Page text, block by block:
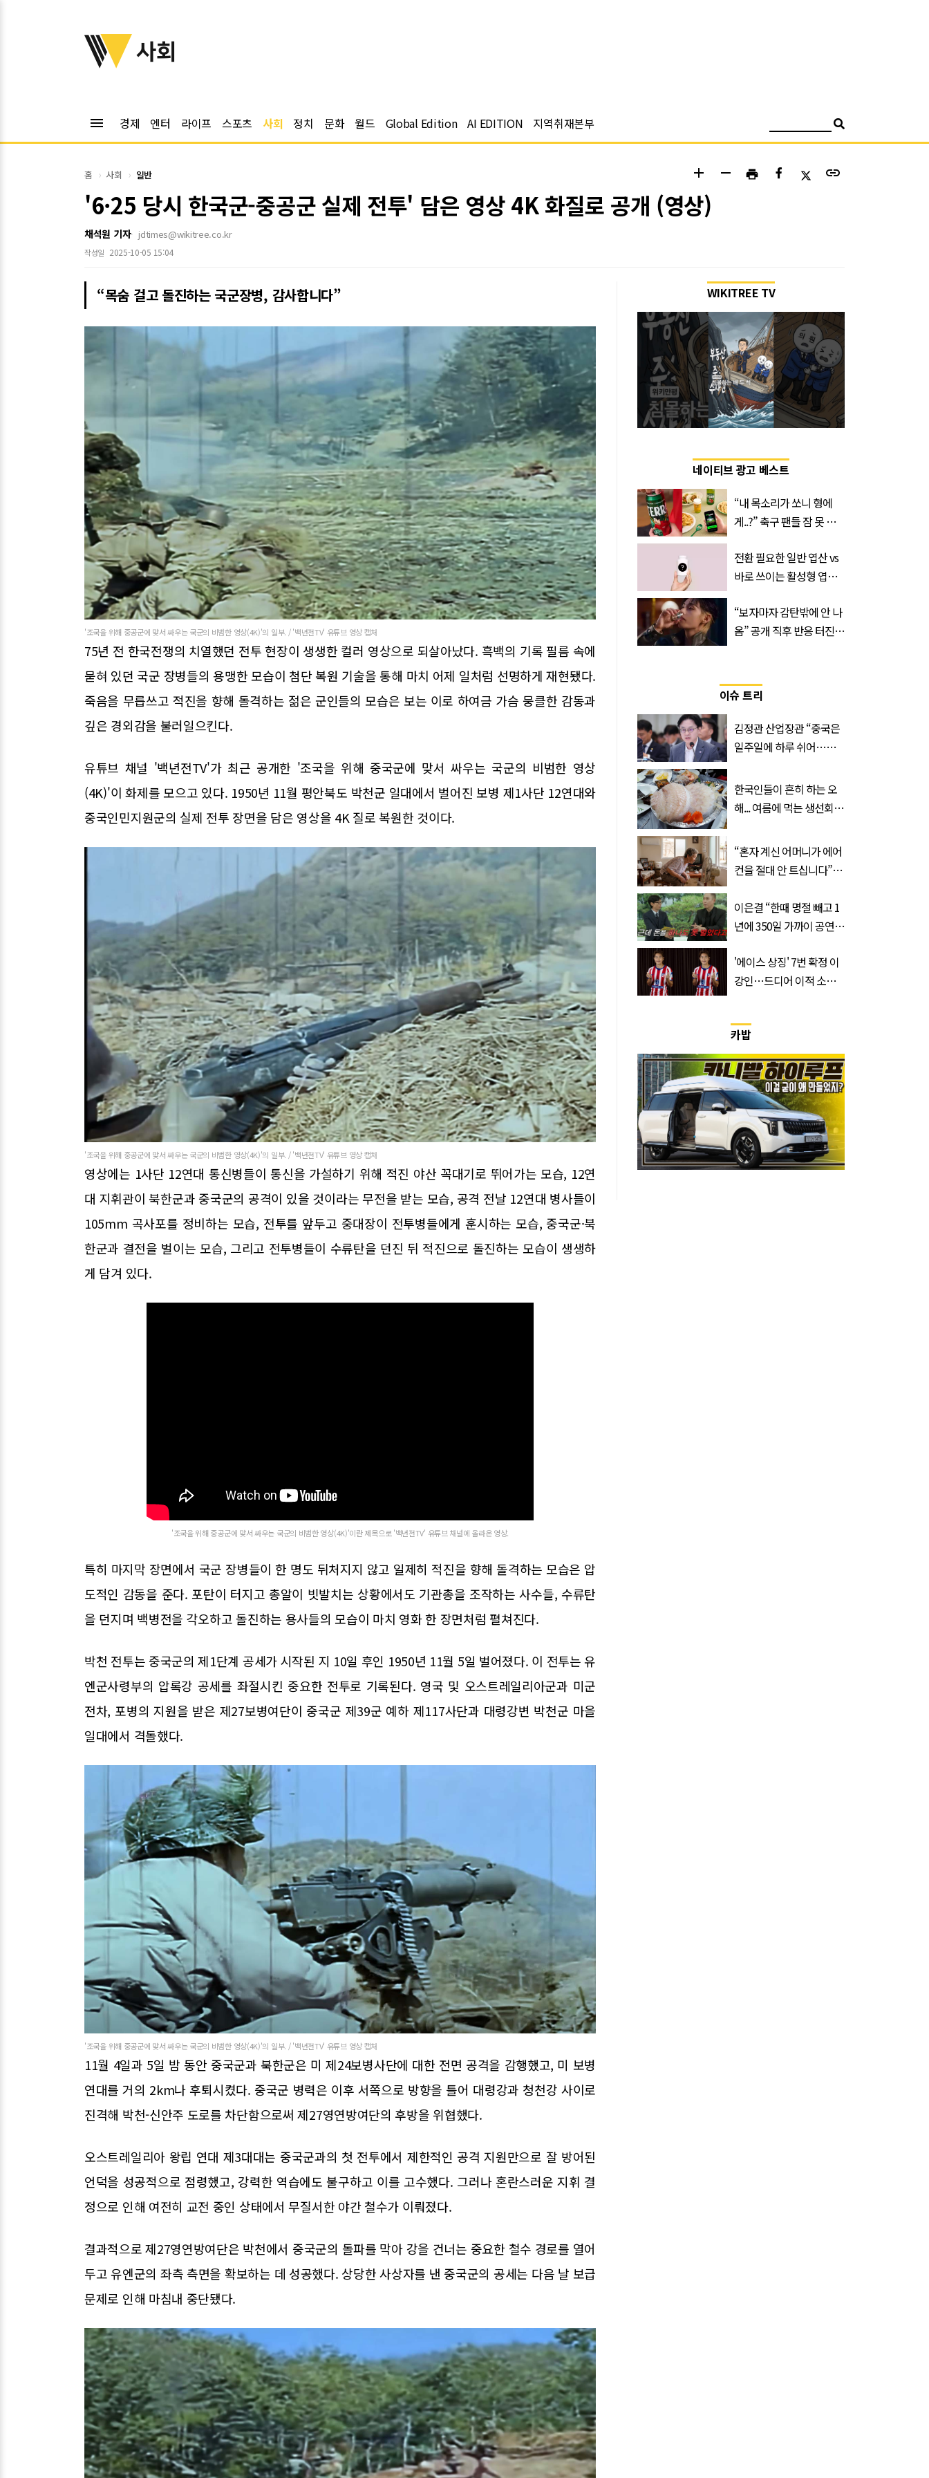
위키트리
사회
menu 경제 엔터 라이프 스포츠 사회 정치 문화 월드 Global Edition AI EDITION 지역취재본부
홈 사회 일반 add remove print link
'6·25 당시 한국군-중공군 실제 전투' 담은 영상 4K 화질로 공개 (영상)
채석원 기자 jdtimes@wikitree.co.kr
작성일 2025-10-05 15:04
“목숨 걸고 돌진하는 국군장병, 감사합니다”
'조국을 위해 중공군에 맞서 싸우는 국군의 비범한 영상(4K)'의 일부. / '백년전TV' 유튜브 영상 캡처
75년 전 한국전쟁의 치열했던 전투 현장이 생생한 컬러 영상으로 되살아났다. 흑백의 기록 필름 속에
묻혀 있던 국군 장병들의 용맹한 모습이 첨단 복원 기술을 통해 마치 어제 일처럼 선명하게 재현됐다.
죽음을 무릅쓰고 적진을 향해 돌격하는 젊은 군인들의 모습은 보는 이로 하여금 가슴 뭉클한 감동과
깊은 경외감을 불러일으킨다.
유튜브 채널 '백년전TV'가 최근 공개한 '조국을 위해 중국군에 맞서 싸우는 국군의 비범한 영상
(4K)'이 화제를 모으고 있다. 1950년 11월 평안북도 박천군 일대에서 벌어진 보병 제1사단 12연대와
중국인민지원군의 실제 전투 장면을 담은 영상을 4K 질로 복원한 것이다.
'조국을 위해 중공군에 맞서 싸우는 국군의 비범한 영상(4K)'의 일부. / '백년전TV' 유튜브 영상 캡처
영상에는 1사단 12연대 통신병들이 통신을 가설하기 위해 적진 야산 꼭대기로 뛰어가는 모습, 12연
대 지휘관이 북한군과 중국군의 공격이 있을 것이라는 무전을 받는 모습, 공격 전날 12연대 병사들이
105mm 곡사포를 정비하는 모습, 전투를 앞두고 중대장이 전투병들에게 훈시하는 모습, 중국군·북
한군과 결전을 벌이는 모습, 그리고 전투병들이 수류탄을 던진 뒤 적진으로 돌진하는 모습이 생생하
게 담겨 있다.
'조국을 위해 중공군에 맞서 싸우는 국군의 비범한 영상(4K)'이란 제목으로 '백년전TV' 유튜브 채널에 올라온 영상.
특히 마지막 장면에서 국군 장병들이 한 명도 뒤처지지 않고 일제히 적진을 향해 돌격하는 모습은 압
도적인 감동을 준다. 포탄이 터지고 총알이 빗발치는 상황에서도 기관총을 조작하는 사수들, 수류탄
을 던지며 백병전을 각오하고 돌진하는 용사들의 모습이 마치 영화 한 장면처럼 펼쳐진다.
박천 전투는 중국군의 제1단계 공세가 시작된 지 10일 후인 1950년 11월 5일 벌어졌다. 이 전투는 유
엔군사령부의 압록강 공세를 좌절시킨 중요한 전투로 기록된다. 영국 및 오스트레일리아군과 미군
전차, 포병의 지원을 받은 제27보병여단이 중국군 제39군 예하 제117사단과 대령강변 박천군 마을
일대에서 격돌했다.
'조국을 위해 중공군에 맞서 싸우는 국군의 비범한 영상(4K)'의 일부. / '백년전TV' 유튜브 영상 캡처
11월 4일과 5일 밤 동안 중국군과 북한군은 미 제24보병사단에 대한 전면 공격을 감행했고, 미 보병
연대를 거의 2km나 후퇴시켰다. 중국군 병력은 이후 서쪽으로 방향을 틀어 대령강과 청천강 사이로
진격해 박천-신안주 도로를 차단함으로써 제27영연방여단의 후방을 위협했다.
오스트레일리아 왕립 연대 제3대대는 중국군과의 첫 전투에서 제한적인 공격 지원만으로 잘 방어된
언덕을 성공적으로 점령했고, 강력한 역습에도 불구하고 이를 고수했다. 그러나 혼란스러운 지휘 결
정으로 인해 여전히 교전 중인 상태에서 무질서한 야간 철수가 이뤄졌다.
결과적으로 제27영연방여단은 박천에서 중국군의 돌파를 막아 강을 건너는 중요한 철수 경로를 열어
두고 유엔군의 좌측 측면을 확보하는 데 성공했다. 상당한 사상자를 낸 중국군의 공세는 다음 날 보급
문제로 인해 마침내 중단됐다.
WIKITREE TV
네이티브 광고 베스트
“내 목소리가 쏘니 형에
게..?” 축구 팬들 잠 못 들
트
전환 필요한 일반 엽산 vs
바로 쓰이는 활성형 엽
‘Quatrefolic®’ 주목
“보자마자 감탄밖에 안 나
옴” 공개 직후 반응 터진
이슈 트리
김정관 산업장관 “중국은
일주일에 하루 쉬어…주
한국인들이 흔히 하는 오
해... 여름에 먹는 생선회가
“혼자 계신 어머니가 에어
컨을 절대 안 트십니다”…
이은결 “한때 명절 빼고 1
년에 350일 가까이 공연했
(이유)
'에이스 상징' 7번 확정 이
강인…드디어 이적 소감
카밥